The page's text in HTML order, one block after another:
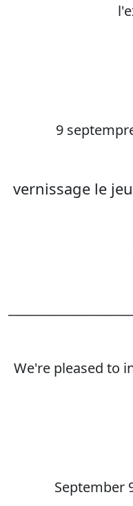
9
vernissage le
We're pleased to
September